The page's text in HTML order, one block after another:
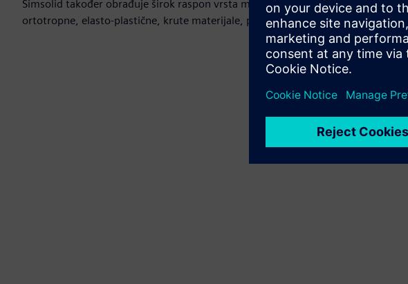
Simsolid također obrađuje širok raspon vrsta materijala, uključujući izotropne,
ortotropne, elasto-plastične, krute materijale, plinska i tekuća tijela.